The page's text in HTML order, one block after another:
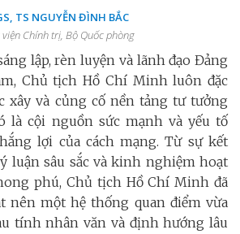
TS NGUYỄN ĐÌNH BẮC
Chính trị, Bộ Quốc phòng
lập, rèn luyện và lãnh đạo Đảng
Chủ tịch Hồ Chí Minh luôn đặc
xây và củng cố nền tảng tư tưởng
là cội nguồn sức mạnh và yếu tố
lợi của cách mạng. Từ sự kết
luận sâu sắc và kinh nghiệm hoạt
phú, Chủ tịch Hồ Chí Minh đã
nên một hệ thống quan điểm vừa
tính nhân văn và định hướng lâu